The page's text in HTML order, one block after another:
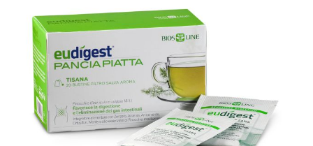
galleria
immagini